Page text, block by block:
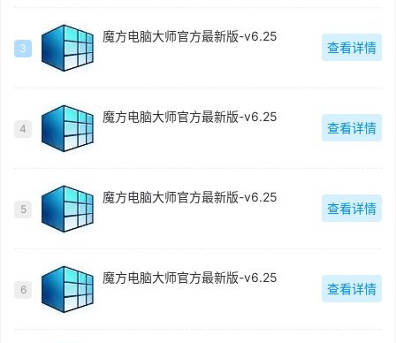
3
魔方电脑大师官方最新版-v6.25
查看详情
4
魔方电脑大师官方最新版-v6.25
查看详情
5
魔方电脑大师官方最新版-v6.25
查看详情
6
魔方电脑大师官方最新版-v6.25
查看详情